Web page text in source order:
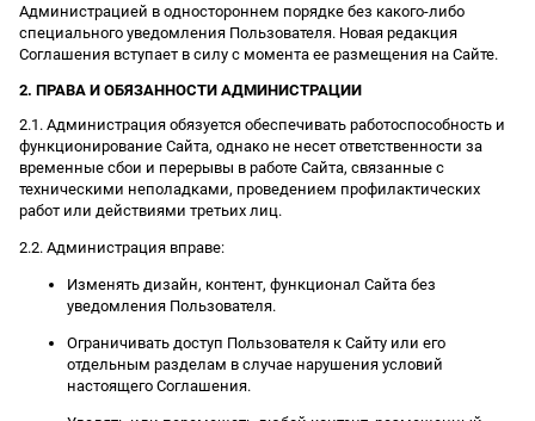
Администрацией в одностороннем порядке без какого-либо
специального уведомления Пользователя. Новая редакция
Соглашения вступает в силу с момента ее размещения на Сайте.
2. ПРАВА И ОБЯЗАННОСТИ АДМИНИСТРАЦИИ
2.1. Администрация обязуется обеспечивать работоспособность и
функционирование Сайта, однако не несет ответственности за
временные сбои и перерывы в работе Сайта, связанные с
техническими неполадками, проведением профилактических
работ или действиями третьих лиц.
2.2. Администрация вправе:
Изменять дизайн, контент, функционал Сайта без
уведомления Пользователя.
Ограничивать доступ Пользователя к Сайту или его
отдельным разделам в случае нарушения условий
настоящего Соглашения.